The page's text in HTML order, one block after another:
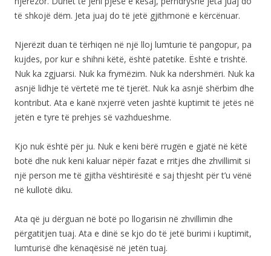
të shkojë dëm. Jeta juaj do të jetë gjithmonë e kërcënuar.
Njerëzit duan të tërhiqen në një lloj lumturie të pangopur, pa
kujdes, por kur e shihni këtë, është patetike. Është e trishtë.
Nuk ka zgjuarsi. Nuk ka frymëzim. Nuk ka ndershmëri. Nuk ka
asnjë lidhje të vërtetë me të tjerët. Nuk ka asnjë shërbim dhe
kontribut. Ata e kanë nxjerrë veten jashtë kuptimit të jetës në
jetën e tyre të prehjes së vazhdueshme.
Kjo nuk është për ju. Nuk e keni bërë rrugën e gjatë në këtë
botë dhe nuk keni kaluar nëpër fazat e rritjes dhe zhvillimit si
një person me të gjitha vështirësitë e saj thjesht për t’u vënë
në kullotë diku.
Ata që ju dërguan në botë po llogarisin në zhvillimin dhe
përgatitjen tuaj. Ata e dinë se kjo do të jetë burimi i kuptimit,
lumturisë dhe kënaqësisë në jetën tuaj.